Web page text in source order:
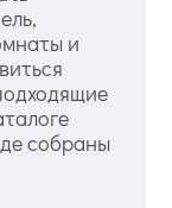
и
собраны